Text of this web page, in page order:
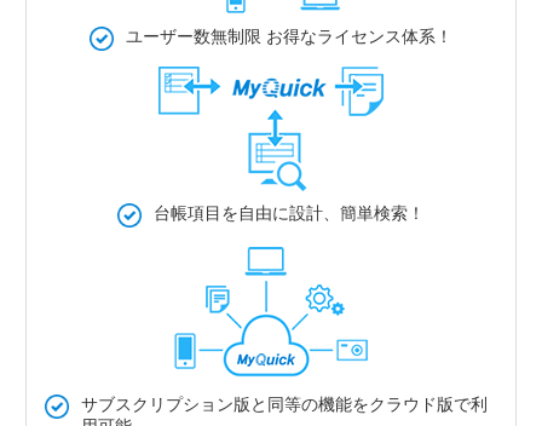
ユーザー数無制限 お得なライセンス体系！
台帳項目を自由に設計、簡単検索！
サブスクリプション版と同等の機能をクラウド版で利